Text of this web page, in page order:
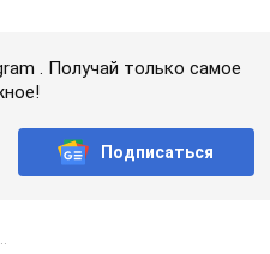
. Получай только самое
Подписаться